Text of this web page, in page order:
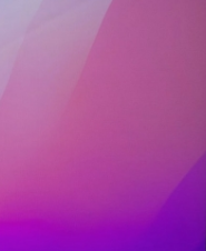
MacBook Pro M1